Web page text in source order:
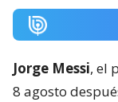
Jorge Messi, el
8 agosto